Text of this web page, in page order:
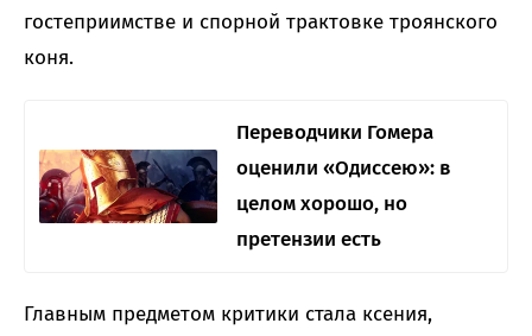
гостеприимстве и спорной трактовке троянского
коня.
Переводчики Гомера
оценили «Одиссею»: в
целом хорошо, но
претензии есть
Главным предметом критики стала ксения,